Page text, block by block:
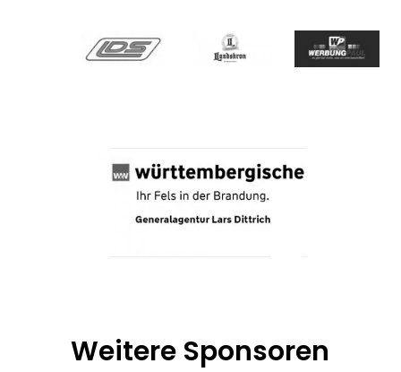
Weitere Sponsoren